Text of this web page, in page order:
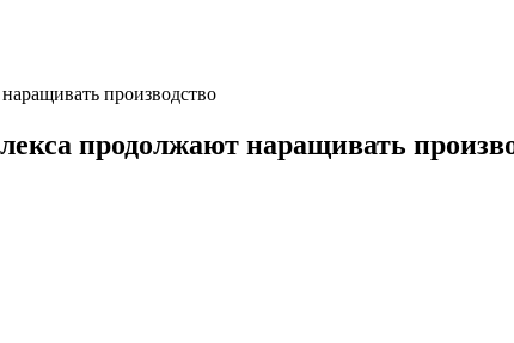
производство
продолжают наращивать